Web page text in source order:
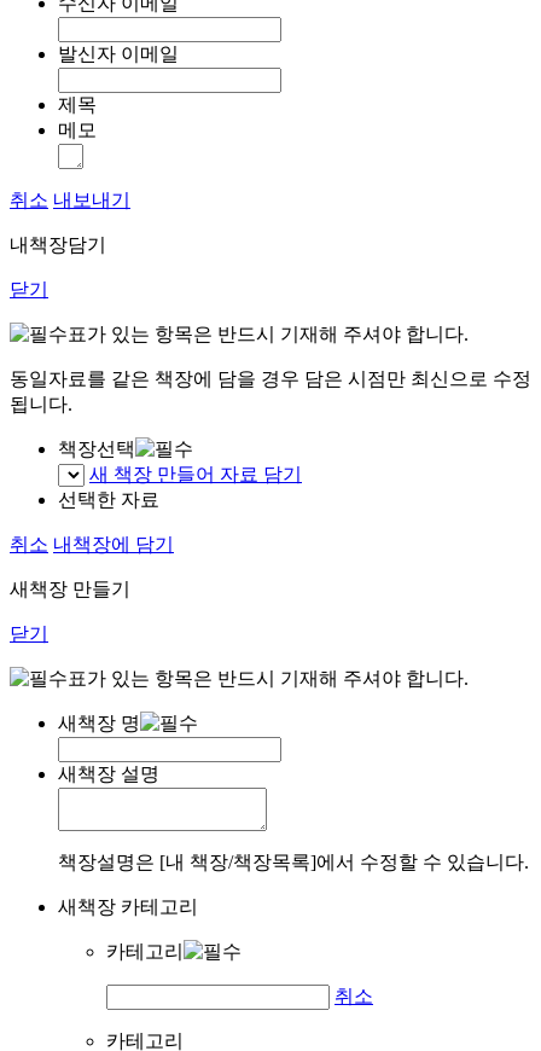
발신자 이메일
제목
메모
취소 내보내기
내책장담기
닫기
표가 있는 항목은 반드시 기재해 주셔야 합니다.
동일자료를 같은 책장에 담을 경우 담은 시점만 최신으로 수정
됩니다.
책장선택
새 책장 만들어 자료 담기
선택한 자료
취소 내책장에 담기
새책장 만들기
닫기
표가 있는 항목은 반드시 기재해 주셔야 합니다.
새책장 명
새책장 설명
책장설명은 [내 책장/책장목록]에서 수정할 수 있습니다.
새책장 카테고리
카테고리
취소
카테고리